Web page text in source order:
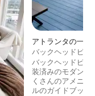
アトランタの一軒
バックヘッドビレ
のデュプレックス
ます！
バックヘッドビレ
装済みのモダンな
くさんのアメニ
ルのガイドブックがあ